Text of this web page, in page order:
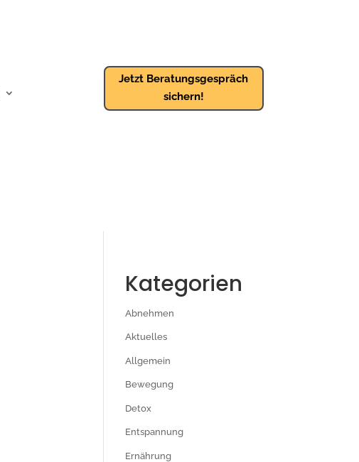
Jetzt Beratungsgespräch
sichern!
Kategorien
Abnehmen
Aktuelles
Allgemein
Bewegung
Detox
Entspannung
Ernährung